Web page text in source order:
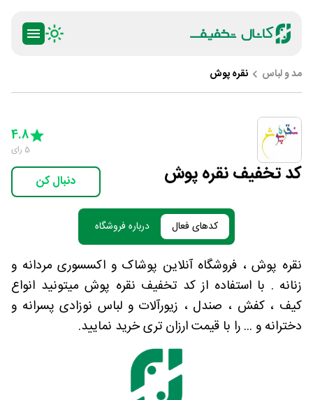
مد و لباس نقره پوش
کد تخفیف نقره پوش
4 Stars
5 Stars
4.8
5 رای
دنبال کن
کدهای فعال درباره فروشگاه
نقره پوش ، فروشگاه آنلاین پوشاک و اکسسوری مردانه و
زنانه . با استفاده از کد تخفیف نقره پوش میتونید انواع
کیف ، کفش ، صندل ، زیورآلات و لباس نوزادی پسرانه و
دخترانه و ... را با قیمت ارزان تری خرید نمایید.